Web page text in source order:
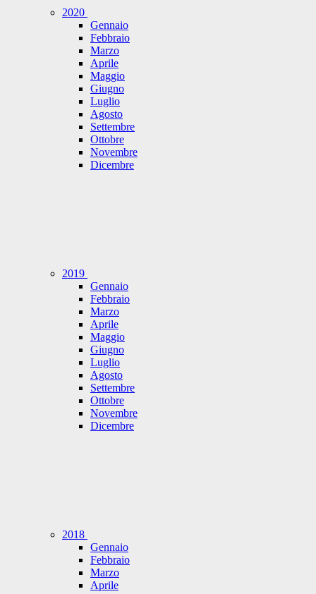
2020
Gennaio
Febbraio
Marzo
Aprile
Maggio
Giugno
Luglio
Agosto
Settembre
Ottobre
Novembre
Dicembre
2019
Gennaio
Febbraio
Marzo
Aprile
Maggio
Giugno
Luglio
Agosto
Settembre
Ottobre
Novembre
Dicembre
2018
Gennaio
Febbraio
Marzo
Aprile